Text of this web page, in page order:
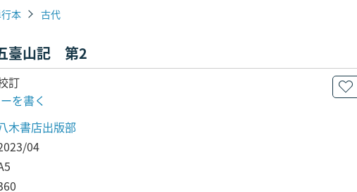
本 古代
臺山記 第2
訂
を書く
木書店出版部
04